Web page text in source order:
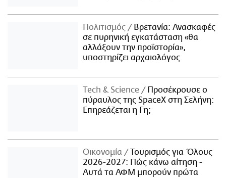
Πολιτισμός
Βρετανία: Ανασκαφές
σε πυρηνική εγκατάσταση «θα
αλλάξουν την προϊστορία»,
υποστηρίζει αρχαιολόγος
Τech & Science
Προσέκρουσε ο
πύραυλος της SpaceX στη Σελήνη:
Επηρεάζεται η Γη;
Οικονομία
Τουρισμός για Όλους
2026-2027: Πώς κάνω αίτηση -
Αυτά τα ΑΦΜ μπορούν πρώτα